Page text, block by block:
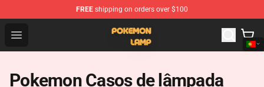
FREE shipping on orders over $100
Open menu
Pokemon Lamp Shop - The Best Store of Pokemon
Pokemon Casos de lâmpada